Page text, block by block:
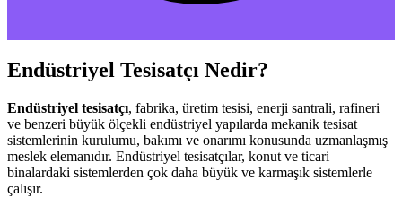
Endüstriyel Tesisatçı Nedir?
Endüstriyel tesisatçı, fabrika, üretim tesisi, enerji santrali, rafineri
ve benzeri büyük ölçekli endüstriyel yapılarda mekanik tesisat
sistemlerinin kurulumu, bakımı ve onarımı konusunda uzmanlaşmış
meslek elemanıdır. Endüstriyel tesisatçılar, konut ve ticari
binalardaki sistemlerden çok daha büyük ve karmaşık sistemlerle
çalışır.